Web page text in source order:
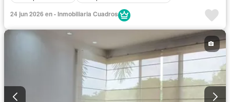
24 jun 2026 en - Inmobiliaria Cuadros